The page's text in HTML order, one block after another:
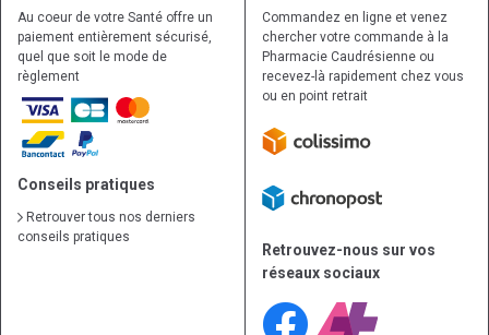
Au coeur de votre Santé offre un
paiement entièrement sécurisé,
quel que soit le mode de
règlement
Conseils pratiques
Retrouver tous nos derniers
conseils pratiques
Commandez en ligne et venez
chercher votre commande à la
Pharmacie Caudrésienne ou
recevez-là rapidement chez vous
ou en point retrait
Retrouvez-nous sur vos
réseaux sociaux